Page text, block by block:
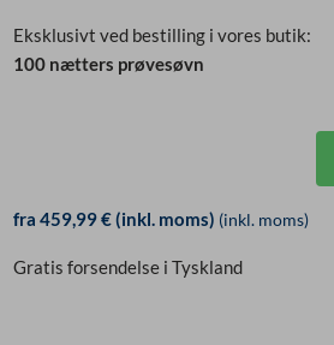
Eksklusivt ved bestilling i vores butik:
100 nætters prøvesøvn
fra 459,99 € (inkl. moms) (inkl. moms)
Gratis forsendelse i Tyskland